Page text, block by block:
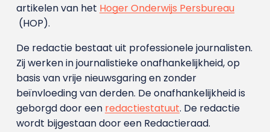
artikelen van het Hoger Onderwijs Persbureau
(HOP).
De redactie bestaat uit professionele journalisten.
Zij werken in journalistieke onafhankelijkheid, op
basis van vrije nieuwsgaring en zonder
beïnvloeding van derden. De onafhankelijkheid is
geborgd door een redactiestatuut. De redactie
wordt bijgestaan door een Redactieraad.